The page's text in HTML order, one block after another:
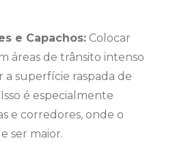
e Capachos: Colocar
áreas de trânsito intenso
superfície raspada de
é especialmente
e corredores, onde o
ser maior.